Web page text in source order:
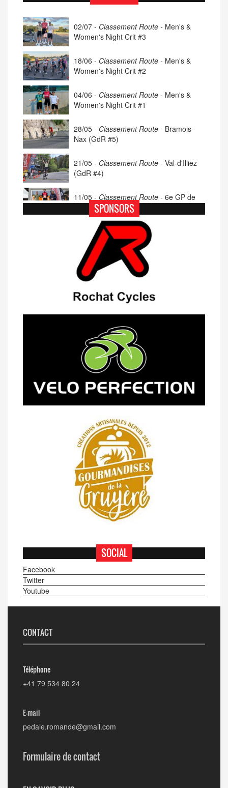
02/07 - Classement Route - Men's &
Women's Night Crit #3
18/06 - Classement Route - Men's &
Women's Night Crit #2
04/06 - Classement Route - Men's &
Women's Night Crit #1
28/05 - Classement Route - Bramois-
Nax (GdR #5)
21/05 - Classement Route - Val-d'Illiez
(GdR #4)
11/05 - Classement Route - 6e GP de
Porsel (TdC #4)
07/05 - Classement Route -
Pléiades (GdR #3)
23/04 - Classement Route -
Moléson (TdC #3)
14/04 -Photos -Les photos du 5e GP
14/04 -Classement Route -
Semsales (TdC #2)
SPONSORS
SOCIAL
Facebook
Twitter
Youtube
CONTACT
Téléphone
+41 79 534 80 24
E-mail
pedale.romande@gmail.com
Formulaire de contact